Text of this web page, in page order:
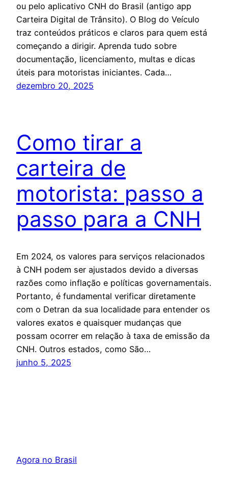
ou pelo aplicativo CNH do Brasil (antigo app
Carteira Digital de Trânsito). O Blog do Veículo
traz conteúdos práticos e claros para quem está
começando a dirigir. Aprenda tudo sobre
documentação, licenciamento, multas e dicas
úteis para motoristas iniciantes. Cada…
dezembro 20, 2025
Como tirar a
carteira de
motorista: passo a
passo para a CNH
Em 2024, os valores para serviços relacionados
à CNH podem ser ajustados devido a diversas
razões como inflação e políticas governamentais.
Portanto, é fundamental verificar diretamente
com o Detran da sua localidade para entender os
valores exatos e quaisquer mudanças que
possam ocorrer em relação à taxa de emissão da
CNH. Outros estados, como São…
junho 5, 2025
Agora no Brasil